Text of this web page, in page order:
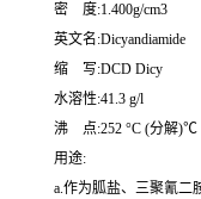
密 度:1.400g/cm3
英文名:Dicyandiamide
缩 写:DCD Dicy
水溶性:41.3 g/l
沸 点:252 °C (分解)℃
用途:
a.作为胍盐、三聚氰二